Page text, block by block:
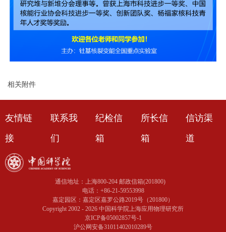
相关附件
友情链
接
联系我
们
纪检信
箱
所长信
箱
信访渠
道
通信地址：上海800-204 邮政信箱(201800)
电话：+86-21-59553998
嘉定园区：嘉定区嘉罗公路2019号（201800）
Copyright 2002 - 2026 中国科学院上海应用物理研究所
京ICP备05002857号-1
沪公网安备31011402010289号